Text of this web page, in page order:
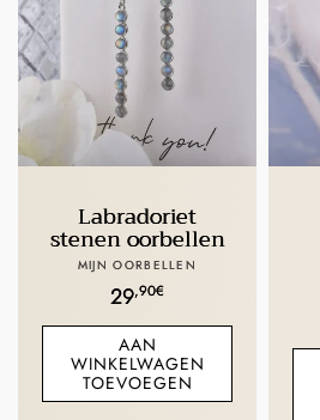
Labradoriet
stenen oorbellen
Verkoper:
MIJN OORBELLEN
Normale
prijs
29,90€
AAN
WINKELWAGEN
TOEVOEGEN